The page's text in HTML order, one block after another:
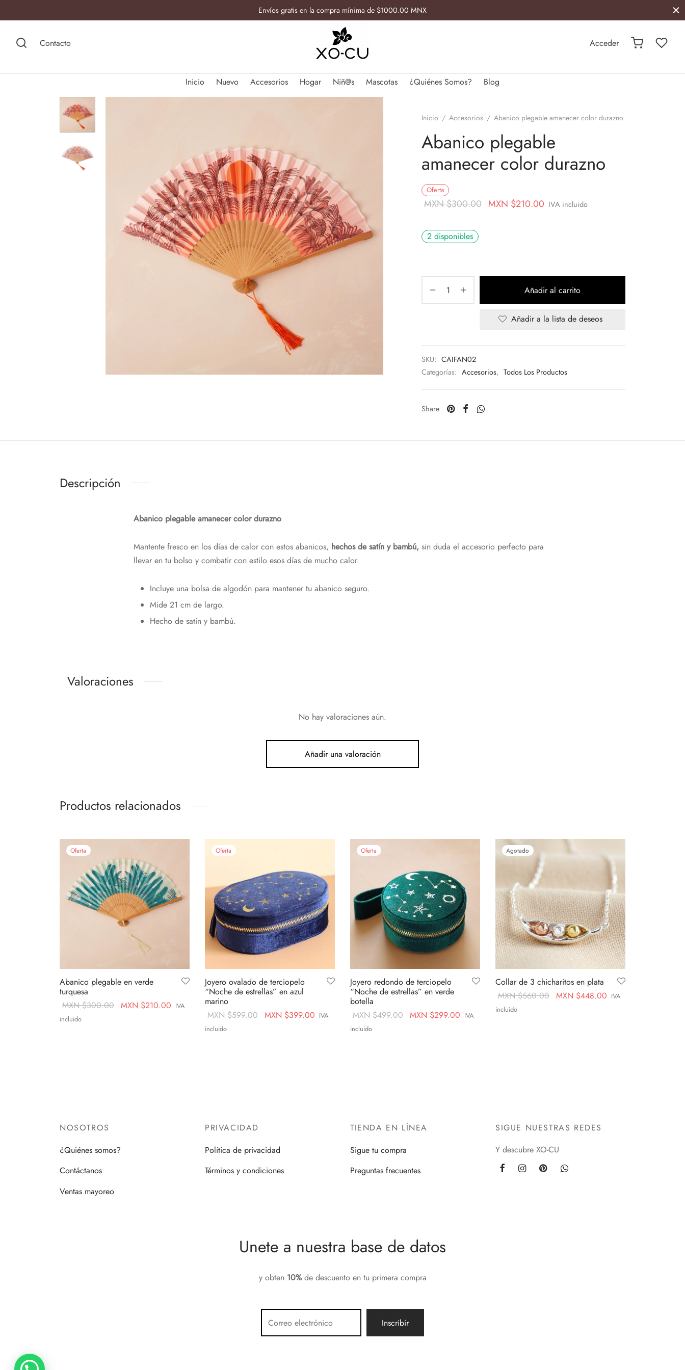
Envíos gratis en la compra mínima de $1000.00 MNX
Contacto Acceder
Inicio Nuevo Accesorios Hogar Niñ@s Mascotas ¿Quiénes Somos? Blog
Inicio / Accesorios / Abanico plegable amanecer color durazno
Abanico plegable
amanecer color durazno
Oferta
MXN $300.00 Original
MXN $210.00 Current
IVA incluido
2 disponibles
Añadir al carrito
Añadir a la lista de deseos
SKU: CAIFAN02
Categorías: Accesorios, Todos Los Productos
Share
Descripción
Abanico plegable amanecer color durazno
Mantente fresco en los días de calor con estos abanicos, hechos de satín y bambú, sin duda el accesorio perfecto para
llevar en tu bolso y combatir con estilo esos días de mucho calor.
Incluye una bolsa de algodón para mantener tu abanico seguro.
Mide 21 cm de largo.
Hecho de satín y bambú.
Valoraciones
No hay valoraciones aún.
Añadir una valoración
Productos relacionados
Oferta
Abanico plegable en verde
turquesa
MXN $300.00 Original
MXN $210.00 Current
IVA
incluido
Oferta
Joyero ovalado de terciopelo
“Noche de estrellas” en azul
marino
MXN $599.00 Original
MXN $399.00 Current
IVA
incluido
Oferta
Joyero redondo de terciopelo
“Noche de estrellas” en verde
botella
MXN $499.00 Original
MXN $299.00 Current
IVA
incluido
Agotado
Collar de 3 chicharitos en plata
MXN $560.00 Original
MXN $448.00 Current
IVA
incluido
NOSOTROS
¿Quiénes somos?
Contáctanos
Ventas mayoreo
PRIVACIDAD
Política de privacidad
Términos y condiciones
TIENDA EN LÍNEA
Sigue tu compra
Preguntas frecuentes
SIGUE NUESTRAS REDES
Y descubre XO-CU
Unete a nuestra base de datos
y obten 10%de descuento en tu primera compra